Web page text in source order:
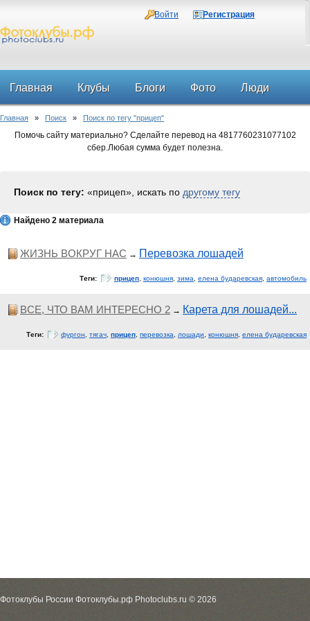
Войти Регистрация
Главная Клубы Блоги Фото Люди
Форум
Главная » Поиск » Поиск по тегу "прицеп"
Помочь сайту материально? Сделайте перевод на 4817760231077102
сбер.Любая сумма будет полезна.
Поиск по тегу: «прицеп», искать по другому тегу
Найдено 2 материала
ЖИЗНЬ ВОКРУГ НАС → Перевозка лошадей
Теги: прицеп конюшня зима елена бударевская автомобиль
ВСЕ, ЧТО ВАМ ИНТЕРЕСНО 2 → Карета для лошадей...
Теги: фургон тягач прицеп перевозка лошади конюшня елена бударевская
Фотоклубы России Фотоклубы.рф Photoclubs.ru © 2026